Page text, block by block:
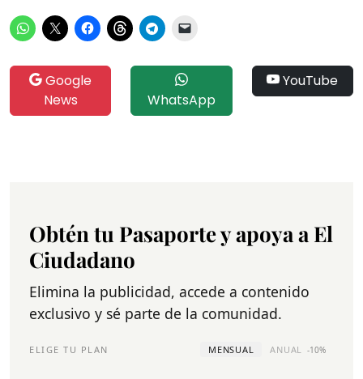
Google
News
WhatsApp
YouTube
Obtén tu Pasaporte y apoya a El
Ciudadano
Elimina la publicidad, accede a contenido
exclusivo y sé parte de la comunidad.
ELIGE TU PLAN MENSUAL ANUAL -10%